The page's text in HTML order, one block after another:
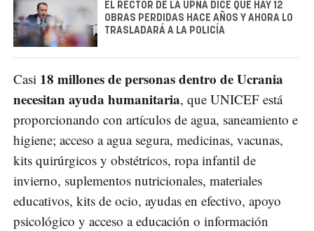
EL RECTOR DE LA UPNA DICE QUE HAY 12
OBRAS PERDIDAS HACE AÑOS Y AHORA LO
TRASLADARÁ A LA POLICÍA
Casi 18 millones de personas dentro de Ucrania
necesitan ayuda humanitaria, que UNICEF está
proporcionando con artículos de agua, saneamiento e
higiene; acceso a agua segura, medicinas, vacunas,
kits quirúrgicos y obstétricos, ropa infantil de
invierno, suplementos nutricionales, materiales
educativos, kits de ocio, ayudas en efectivo, apoyo
psicológico y acceso a educación o información